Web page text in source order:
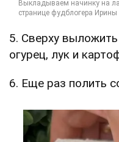
5. Сверху
огурец, лук и
6. Еще раз полить